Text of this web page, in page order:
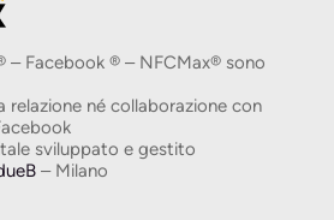
– Facebook ® – NFCMax® sono
relazione né collaborazione con
sviluppato e gestito
– Milano